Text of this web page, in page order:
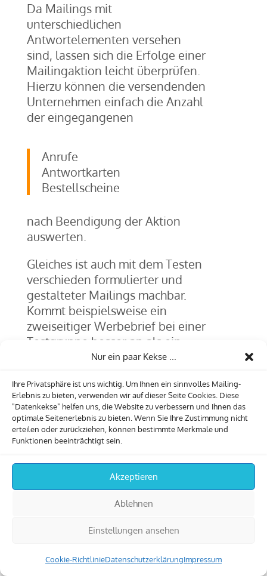
Nur ein paar Kekse ...
Ihre Privatsphäre ist uns wichtig. Um Ihnen ein sinnvolles Mailing-
Erlebnis zu bieten, verwenden wir auf dieser Seite Cookies. Diese
"Datenkekse" helfen uns, die Website zu verbessern und Ihnen das
optimale Seitenerlebnis zu bieten. Wenn Sie Ihre Zustimmung nicht
erteilen oder zurückziehen, können bestimmte Merkmale und
Funktionen beeinträchtigt sein.
Akzeptieren
Ablehnen
Einstellungen ansehen
Cookie-RichtlinieDatenschutzerklärungImpressum
Da Mailings mit
unterschiedlichen
Antwortelementen versehen
sind, lassen sich die Erfolge einer
Mailingaktion leicht überprüfen.
Hierzu können die versendenden
Unternehmen einfach die Anzahl
der eingegangenen
Anrufe
Antwortkarten
Bestellscheine
nach Beendigung der Aktion
auswerten.
Gleiches ist auch mit dem Testen
verschieden formulierter und
gestalteter Mailings machbar.
Kommt beispielsweise ein
zweiseitiger Werbebrief bei einer
Testgruppe besser an als ein
einseitiger, dann kann in Zukunft
zurückgegriffen werden.
Streuverluste bei
Postmailings geringer
Liegt eine gute Adressqualität für
Mailings vor, halten sich die
Streuverluste in Grenzen. Eine
Zielgruppe ist möglich.
Unternehmen bietet sich somit
die Möglichkeit, individuell auf